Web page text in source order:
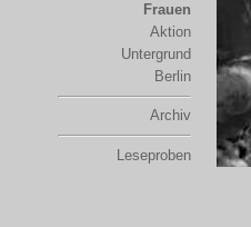
Frauen
Aktion
Untergrund
Berlin
Archiv
Leseproben